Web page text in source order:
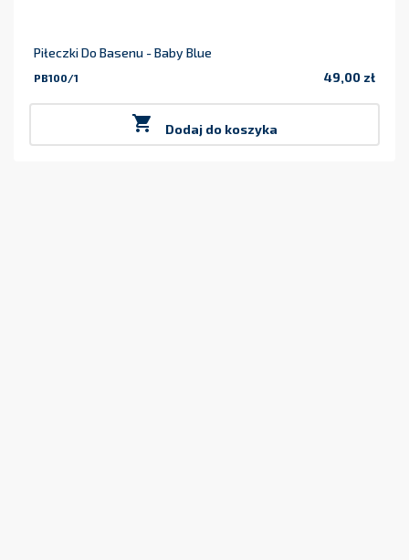
Piłeczki Do Basenu - Baby Blue
PB100/1 49,00 zł
 Dodaj do koszyka